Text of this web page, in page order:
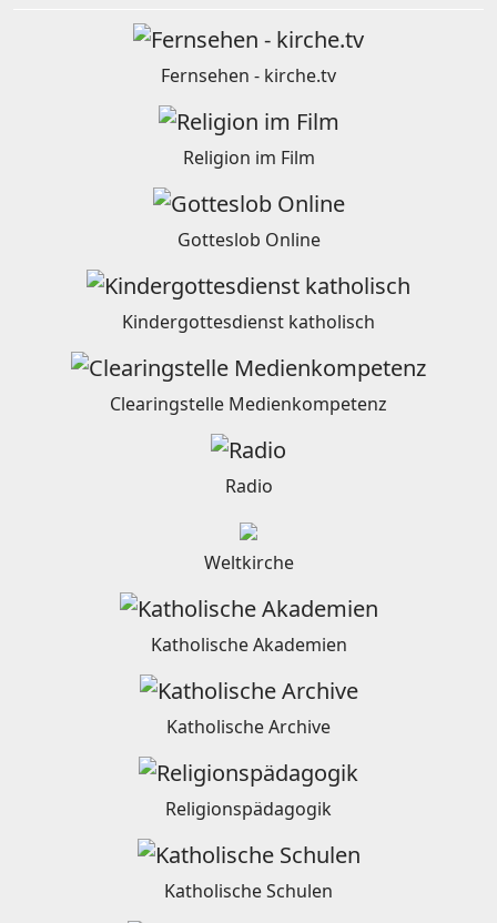
Fernsehen - kirche.tv
Religion im Film
Gotteslob Online
Kindergottesdienst katholisch
Clearingstelle Medienkompetenz
Radio
Weltkirche
Katholische Akademien
Katholische Archive
Religionspädagogik
Katholische Schulen